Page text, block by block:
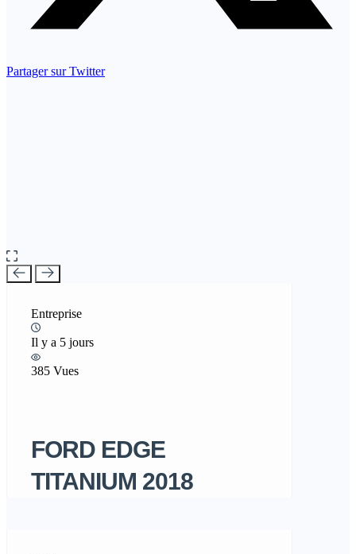
Partager sur Twitter
Entreprise
Il y a 5 jours
385 Vues
FORD EDGE
TITANIUM 2018